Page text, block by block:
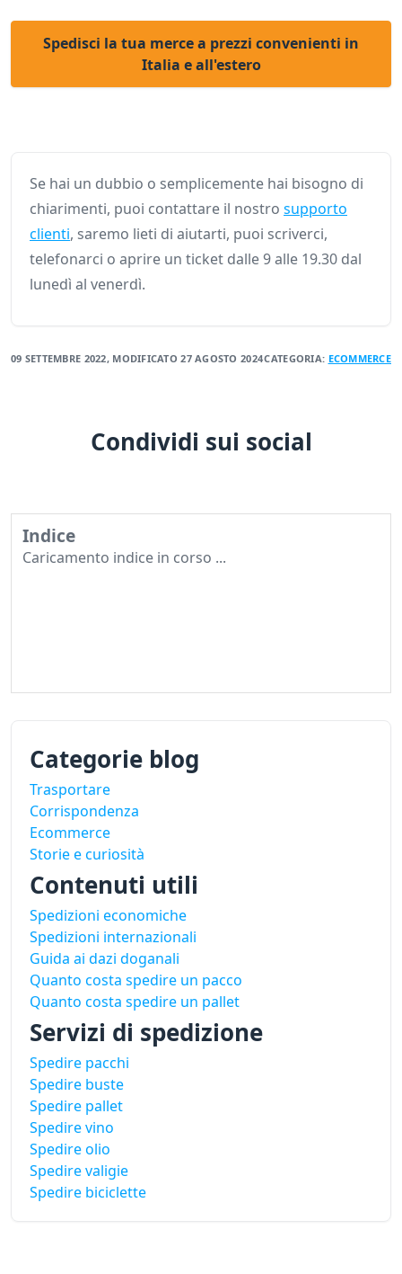
Spedisci la tua merce a prezzi convenienti in
Italia e all'estero
Se hai un dubbio o semplicemente hai bisogno di
chiarimenti, puoi contattare il nostro supporto
clienti, saremo lieti di aiutarti, puoi scriverci,
telefonarci o aprire un ticket dalle 9 alle 19.30 dal
lunedì al venerdì.
09 SETTEMBRE 2022, MODIFICATO27 AGOSTO 2024CATEGORIA: ECOMMERCE
Condividi sui social
Indice
Caricamento indice in corso ...
Categorie blog
Trasportare
Corrispondenza
Ecommerce
Storie e curiosità
Contenuti utili
Spedizioni economiche
Spedizioni internazionali
Guida ai dazi doganali
Quanto costa spedire un pacco
Quanto costa spedire un pallet
Servizi di spedizione
Spedire pacchi
Spedire buste
Spedire pallet
Spedire vino
Spedire olio
Spedire valigie
Spedire biciclette